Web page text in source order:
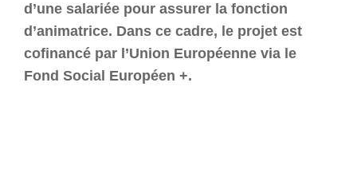
d’une salariée pour assurer la fonction
d’animatrice. Dans ce cadre, le projet est
cofinancé par l’Union Européenne via le
Fond Social Européen +.